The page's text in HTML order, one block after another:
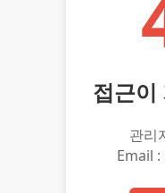
접근이
관리
Email